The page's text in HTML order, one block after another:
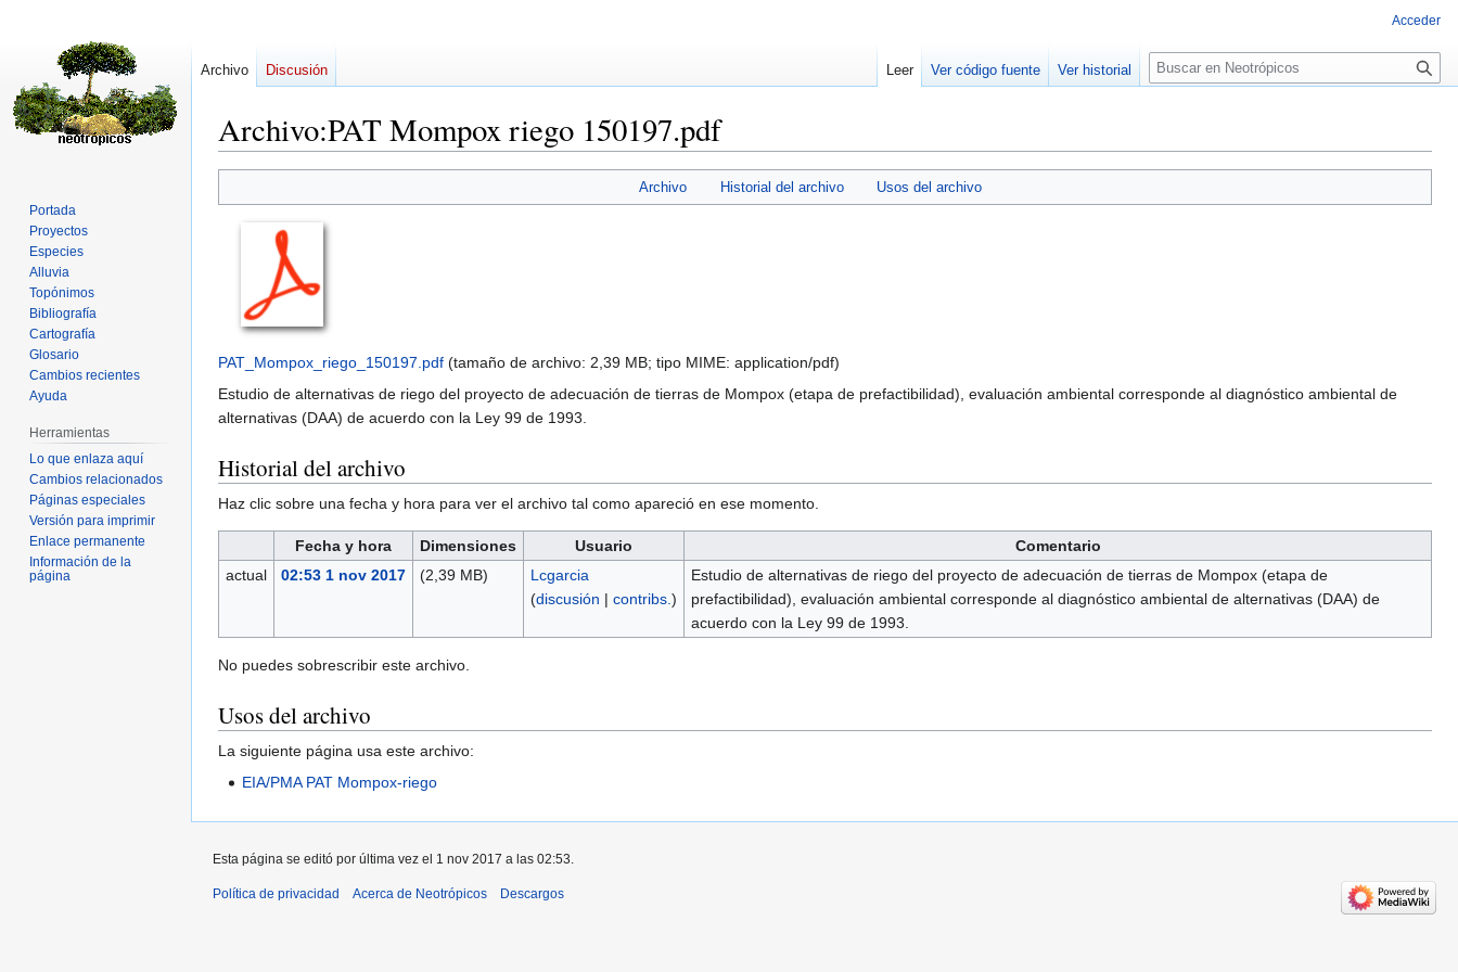
Archivo:PAT Mompox riego 150197.pdf
a
navegación
a
búsqueda
Archivo Historial del archivo Usos del archivo
PAT_Mompox_riego_150197.pdf (tamaño de archivo: 2,39 MB; tipo MIME: application/pdf)
Estudio de alternativas de riego del proyecto de adecuación de tierras de Mompox (etapa de prefactibilidad), evaluación ambiental corresponde al diagnóstico ambiental de
alternativas (DAA) de acuerdo con la Ley 99 de 1993.
Historial del archivo
Haz clic sobre una fecha y hora para ver el archivo tal como apareció en ese momento.
Fecha y hora Dimensiones Usuario
Comentario
actual
02:53 1 nov 2017 (2,39 MB)
Lcgarcia
(discusión | contribs. )
Estudio de alternativas de riego del proyecto de adecuación de tierras de Mompox (etapa de
prefactibilidad), evaluación ambiental corresponde al diagnóstico ambiental de alternativas (DAA) de
acuerdo con la Ley 99 de 1993.
No puedes sobrescribir este archivo.
Usos del archivo
La siguiente página usa este archivo:
EIA/PMA PAT Mompox-riego
Acceder
Archivo Discusión Leer Ver código fuente Ver historial
Buscar
Portada
Proyectos
Especies
Alluvia
Topónimos
Bibliografía
Cartografía
Glosario
Cambios recientes
Ayuda
Herramientas
Lo que enlaza aquí
Cambios relacionados
Páginas especiales
Versión para imprimir
Enlace permanente
Información de la
página
Esta página se editó por última vez el 1 nov 2017 a las 02:53.
Política de privacidad Acerca de Neotrópicos Descargos